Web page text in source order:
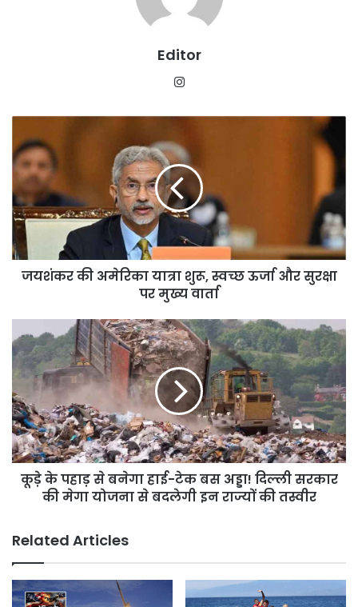
Editor
की
अमेरिका
यात्रा
शुरू,
स्वच्छ
ऊर्जा
और
सुरक्षा
जयशंकर की अमेरिका यात्रा शुरू, स्वच्छ ऊर्जा और सुरक्षा
पर मुख्य वार्ता
के
पहाड़
बनेगा
हाई-
टेक
बस
अड्डा!
दिल्ली
योजना
से
बदलेगी
इन
कूड़े के पहाड़ से बनेगा हाई-टेक बस अड्डा! दिल्ली सरकार
की मेगा योजना से बदलेगी इन राज्यों की तस्वीर
Related Articles